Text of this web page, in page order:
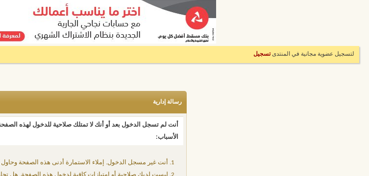
لتسجيل عضوية مجانية في المنتدىتسجيل
رسالة إدارية
أنت لم تسجل الدخول بعد أو أنك لا تمتلك صلاحية للدخول لهذه
الأسباب:
أنت غير مسجل الدخول. إملاء الاستمارة أدنى هذه الصفحة
ليست لديك صلاحية أو إمتيازات كافية لدخول هذه الصفحة. هل